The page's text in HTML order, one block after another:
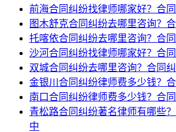
前海合同纠纷找律师哪家好？合
图木舒克合同纠纷去哪里咨询？
托喀依合同纠纷去哪里咨询？合
沙河合同纠纷找律师哪家好？合
双城合同纠纷去哪里咨询？合同
金银川合同纠纷律师费多少钱？
南口合同纠纷律师费多少钱？合
青松路合同纠纷著名律师有哪些
中